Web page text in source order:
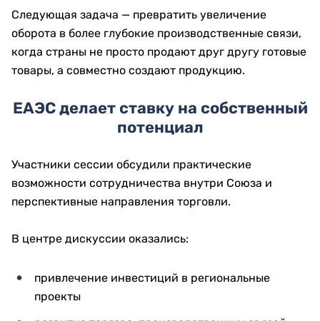
Следующая задача — превратить увеличение
оборота в более глубокие производственные связи,
когда страны не просто продают друг другу готовые
товары, а совместно создают продукцию.
ЕАЭС делает ставку на собственный
потенциал
Участники сессии обсудили практические
возможности сотрудничества внутри Союза и
перспективные направления торговли.
В центре дискуссии оказались:
привлечение инвестиций в региональные
проекты